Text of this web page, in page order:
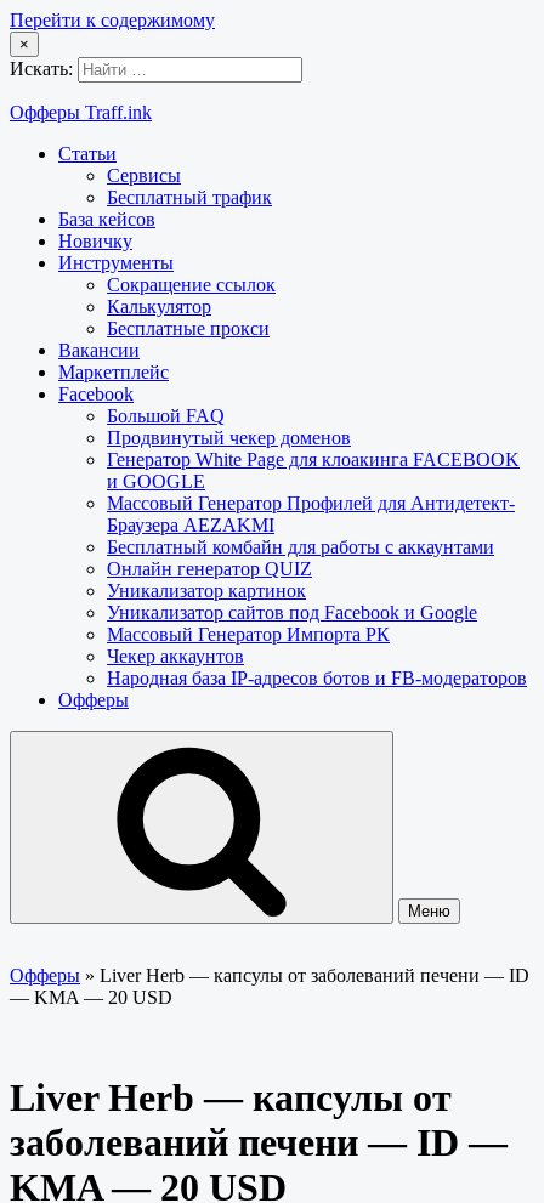
Перейти к содержимому
×
Искать:
Офферы Traff.ink
Статьи
Сервисы
Бесплатный трафик
База кейсов
Новичку
Инструменты
Сокращение ссылок
Калькулятор
Бесплатные прокси
Вакансии
Маркетплейс
Facebook
Большой FAQ
Продвинутый чекер доменов
Генератор White Page для клоакинга FACEBOOK
и GOOGLE
Массовый Генератор Профилей для Антидетект-
Браузера AEZAKMI
Бесплатный комбайн для работы с аккаунтами
Онлайн генератор QUIZ
Уникализатор картинок
Уникализатор сайтов под Facebook и Google
Массовый Генератор Импорта РК
Чекер аккаунтов
Народная база IP-адресов ботов и FB-модераторов
Офферы
Меню
Офферы » Liver Herb — капсулы от заболеваний печени — ID
— KMA — 20 USD
Liver Herb — капсулы от
заболеваний печени — ID —
KMA — 20 USD